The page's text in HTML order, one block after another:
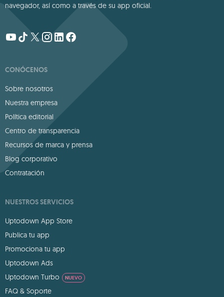
navegador, así como a través de su app oficial.
CONÓCENOS
Sobre nosotros
Nuestra empresa
Política editorial
Centro de transparencia
Recursos de marca y prensa
Blog corporativo
Contratación
NUESTROS SERVICIOS
Uptodown App Store
Publica tu app
Promociona tu app
Uptodown Ads
Uptodown Turbo
NUEVO
FAQ & Soporte